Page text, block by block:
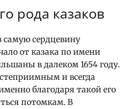
рода казаков
самую сердцевину
от казака по имени
в далеком 1654 году.
и всегда
благодаря такой его
потомкам. В